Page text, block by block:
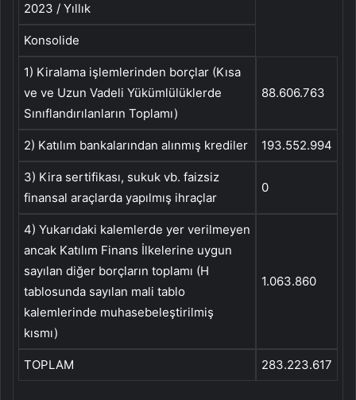
2023 / Yıllık
Konsolide
1) Kiralama işlemlerinden borçlar (Kısa
ve ve Uzun Vadeli Yükümlülüklerde
Sınıflandırılanların Toplamı)
88.606.763
2) Katılım bankalarından alınmış krediler 193.552.994
3) Kira sertifikası, sukuk vb. faizsiz
finansal araçlarda yapılmış ihraçlar
0
4) Yukarıdaki kalemlerde yer verilmeyen
ancak Katılım Finans İlkelerine uygun
sayılan diğer borçların toplamı (H
tablosunda sayılan mali tablo
kalemlerinde muhasebeleştirilmiş
kısmı)
1.063.860
TOPLAM 283.223.617